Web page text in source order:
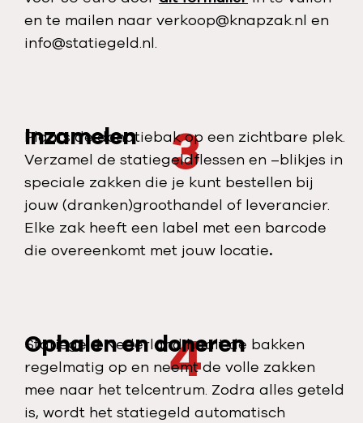
en te mailen naar verkoop@knapzak.nl en
info@statiegeld.nl.
3
Inzamelen
Plaats de donatiebak op een zichtbare plek.
Verzamel de statiegeldflessen en –blikjes in
speciale zakken die je kunt bestellen bij
jouw (dranken)groothandel of leverancier.
Elke zak heeft een label met een barcode
die overeenkomt met jouw locatie.
4
Ophalen en doneren
Statiegeld Nederland haalt de bakken
regelmatig op en neemt de volle zakken
mee naar het telcentrum. Zodra alles geteld
is, wordt het statiegeld automatisch